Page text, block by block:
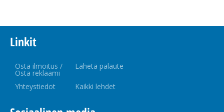
Linkit
Osta ilmoitus /
Osta reklaami
Lähetä palaute
Yhteystiedot Kaikki lehdet